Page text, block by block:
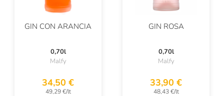
GIN CON ARANCIA
0,70l
Malfy
34,50 €
49,29 €/lt
GIN ROSA
0,70l
Malfy
33,90 €
48,43 €/lt